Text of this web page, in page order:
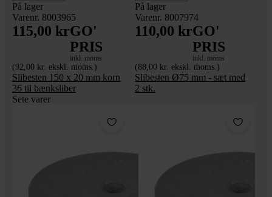
På lager
Varenr. 8003965
115,00 krGO'
PRIS
inkl. moms
(92,00 kr. ekskl. moms.)
Slibesten 150 x 20 mm korn
36 til bænksliber
På lager
Varenr. 8007974
110,00 krGO'
PRIS
inkl. moms
(88,00 kr. ekskl. moms.)
Slibesten Ø75 mm - sæt med
2 stk.
Sete varer